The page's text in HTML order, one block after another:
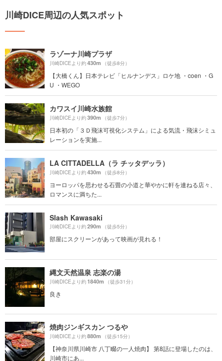
川崎DICE周辺の人気スポット
ラゾーナ川崎プラザ
川崎DICEより約430m （徒歩8分）
【大橋くん】日本テレビ「ヒルナンデス」ロケ地 ・coen ・G
U ・WEGO
カワスイ川崎水族館
川崎DICEより約390m （徒歩7分）
日本初の「３Ｄ飛沫可視化システム」による気流・飛沫シミュ
レーションを実施...
LA CITTADELLA（ラ チッタデッラ）
川崎DICEより約430m （徒歩8分）
ヨーロッパを思わせる石畳の小道と華やかに軒を連ねる店々、
ロマンスに満ちた...
Slash Kawasaki
川崎DICEより約290m （徒歩5分）
部屋にスクリーンがあって映画が見れる！
縄文天然温泉 志楽の湯
川崎DICEより約1840m （徒歩31分）
良き
焼肉ジンギスカン つるや
川崎DICEより約880m （徒歩15分）
【神奈川県川崎市 八丁畷の一人焼肉】 第8話に登場したのは、
川崎市にあ...